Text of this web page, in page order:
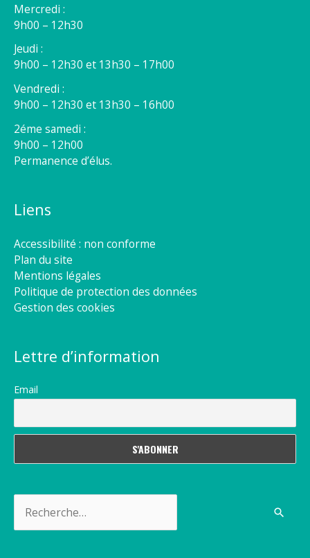
Mercredi :
9h00 – 12h30
Jeudi :
9h00 – 12h30 et 13h30 – 17h00
Vendredi :
9h00 – 12h30 et 13h30 – 16h00
2éme samedi :
9h00 – 12h00
Permanence d’élus.
Liens
Accessibilité : non conforme
Plan du site
Mentions légales
Politique de protection des données
Gestion des cookies
Lettre d’information
Email